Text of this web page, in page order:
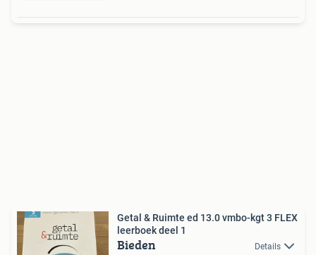
Getal & Ruimte ed 13.0 vmbo-kgt 3 FLEX
leerboek deel 1
Bieden Details